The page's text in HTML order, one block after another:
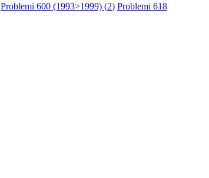
Problemi 600 (1993>1999) (2) Problemi 618